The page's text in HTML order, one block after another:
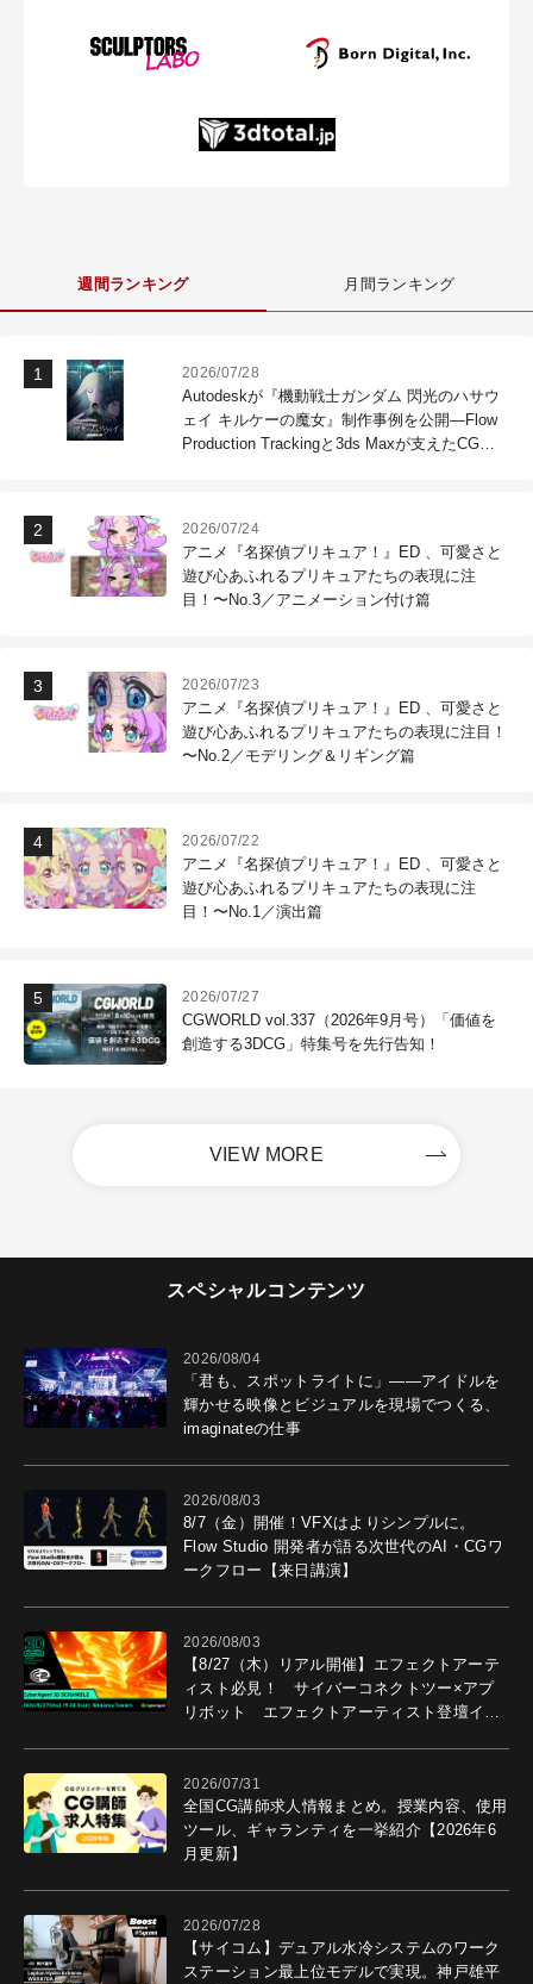
週間ランキング 月間ランキング
2026/07/28
Autodeskが『機動戦士ガンダム 閃光のハサウ
ェイ キルケーの魔女』制作事例を公開―Flow
Production Trackingと3ds Maxが支えたCG制
2026/07/24
アニメ『名探偵プリキュア！』ED 、可愛さと
遊び心あふれるプリキュアたちの表現に注
目！〜No.3／アニメーション付け篇
2026/07/23
アニメ『名探偵プリキュア！』ED 、可愛さと
遊び心あふれるプリキュアたちの表現に注目！
〜No.2／モデリング＆リギング篇
2026/07/22
アニメ『名探偵プリキュア！』ED 、可愛さと
遊び心あふれるプリキュアたちの表現に注
目！〜No.1／演出篇
2026/07/27
CGWORLD vol.337（2026年9月号）「価値を
創造する3DCG」特集号を先行告知！
VIEW MORE
スペシャルコンテンツ
2026/08/04
「君も、スポットライトに」――アイドルを
輝かせる映像とビジュアルを現場でつくる、
imaginateの仕事
2026/08/03
8/7（金）開催！VFXはよりシンプルに。
Flow Studio 開発者が語る次世代のAI・CGワ
ークフロー【来日講演】
2026/08/03
【8/27（木）リアル開催】エフェクトアーテ
ィスト必見！ サイバーコネクトツー×アプ
リボット エフェクトアーティスト登壇イベ
2026/07/31
全国CG講師求人情報まとめ。授業内容、使用
ツール、ギャランティを一挙紹介【2026年6
月更新】
2026/07/28
【サイコム】デュアル水冷システムのワーク
ステーション最上位モデルで実現。神戸雄平